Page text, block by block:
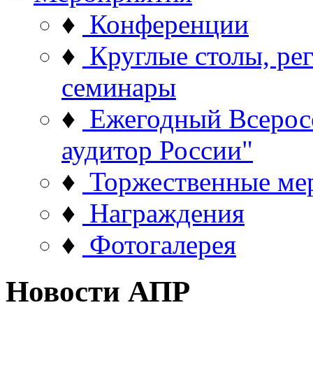
♦ Конференции
♦ Круглые столы,
семинары
♦ Ежегодный
аудитор России"
♦ Торжественные
♦ Награждения
♦ Фотогалерея
Новости АПР